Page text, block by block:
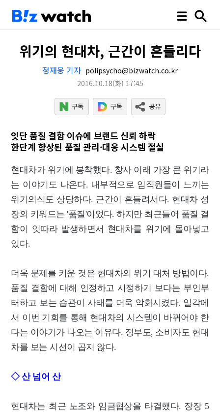
위기의 현대차, 근간이 흔들리다
정재웅 기자 polipsycho@bizwatch.co.kr
2016.10.18(화) 17:45
잇단 품질 결함 이슈에 브랜드 신뢰 하락
한단계 향상된 품질 관리·대응 시스템 절실
현대차가 위기에 봉착했다. 창사 이래 가장 큰 위기라
는 이야기도 나온다. 내부적으로 임직원들이 느끼는
위기의식도 상당하다. 근간이 흔들려서다. 현대차 성
장의 키워드는 '품질'이었다. 하지만 최근들어 품질 결
함이 잇따라 발생하면서 현대차를 위기에 몰아넣고
있다.
더욱 문제를 키운 것은 현대차의 위기 대처 방법이다.
품질 결함에 대해 인정하고 시정하기 보다는 부인부
터하고 보는 습관이 사태를 더욱 악화시켰다. 일각에
서 이번 기회를 통해 현대차의 시스템이 바뀌어야 한
다는 이야기가 나오는 이유다. 정부도, 소비자도 현대
차를 보는 시선이 곱지 않다.
◇ 산 넘어 산
현대차는 최근 노조와 임금협상을 타결했다. 장장 5